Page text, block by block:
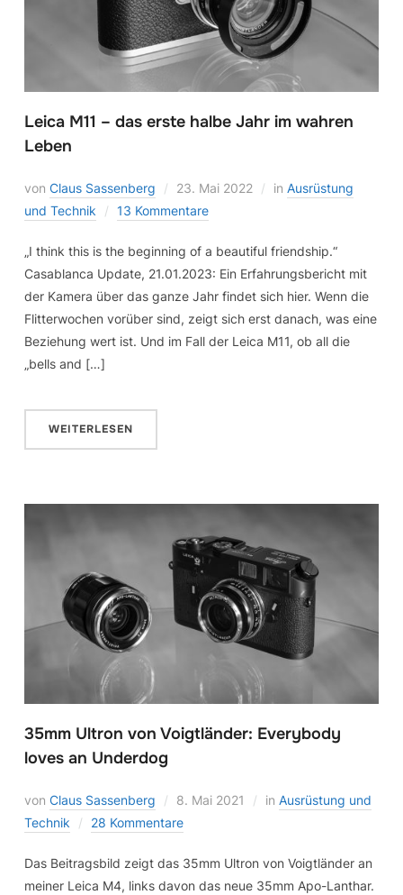
Leica M11 – das erste halbe Jahr im wahren
Leben
von Claus Sassenberg 23. Mai 2022 in Ausrüstung
und Technik
13 Kommentare
„I think this is the beginning of a beautiful friendship.“
Casablanca Update, 21.01.2023: Ein Erfahrungsbericht mit
der Kamera über das ganze Jahr findet sich hier. Wenn die
Flitterwochen vorüber sind, zeigt sich erst danach, was eine
Beziehung wert ist. Und im Fall der Leica M11, ob all die
„bells and […]
WEITERLESEN
35mm Ultron von Voigtländer: Everybody
loves an Underdog
von Claus Sassenberg 8. Mai 2021 in Ausrüstung und
Technik
28 Kommentare
Das Beitragsbild zeigt das 35mm Ultron von Voigtländer an
meiner Leica M4, links davon das neue 35mm Apo-Lanthar.